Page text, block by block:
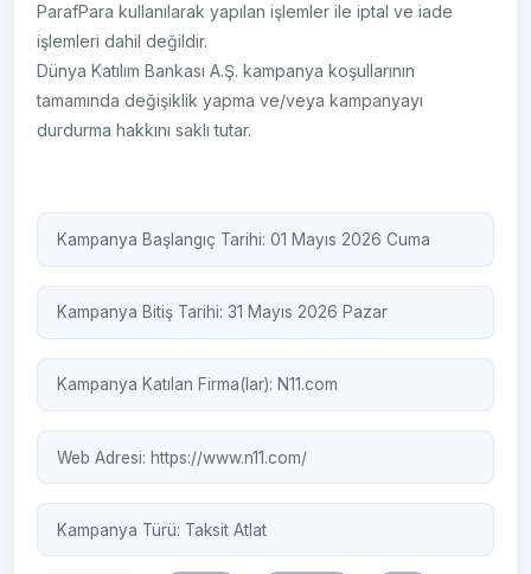
ParafPara kullanılarak yapılan işlemler ile iptal ve iade
işlemleri dahil değildir.
Dünya Katılım Bankası A.Ş. kampanya koşullarının
tamamında değişiklik yapma ve/veya kampanyayı
durdurma hakkını saklı tutar.
Kampanya Başlangıç Tarihi: 01 Mayıs 2026 Cuma
Kampanya Bitiş Tarihi: 31 Mayıs 2026 Pazar
Kampanya Katılan Firma(lar): N11.com
Web Adresi:https://www.n11.com/
Kampanya Türü: Taksit Atlat